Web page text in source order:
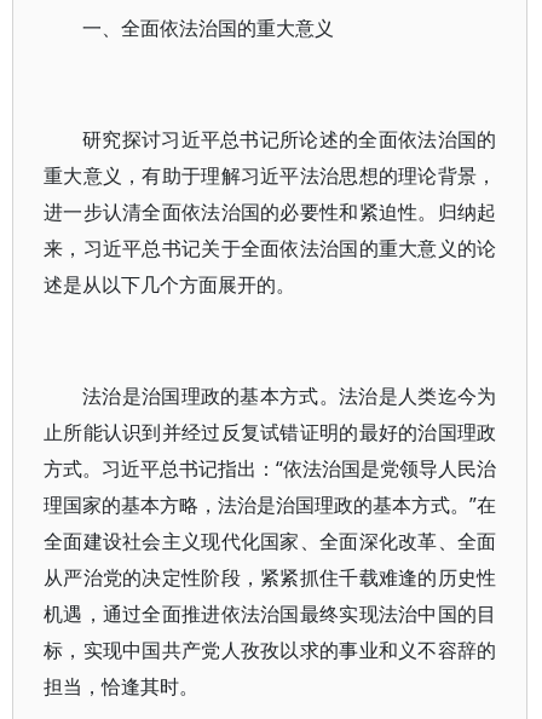
一、全面依法治国的重大意义
研究探讨习近平总书记所论述的全面依法治国的
重大意义，有助于理解习近平法治思想的理论背景，
进一步认清全面依法治国的必要性和紧迫性。归纳起
来，习近平总书记关于全面依法治国的重大意义的论
述是从以下几个方面展开的。
法治是治国理政的基本方式。法治是人类迄今为
止所能认识到并经过反复试错证明的最好的治国理政
方式。习近平总书记指出：“依法治国是党领导人民治
理国家的基本方略，法治是治国理政的基本方式。”在
全面建设社会主义现代化国家、全面深化改革、全面
从严治党的决定性阶段，紧紧抓住千载难逢的历史性
机遇，通过全面推进依法治国最终实现法治中国的目
标，实现中国共产党人孜孜以求的事业和义不容辞的
担当，恰逢其时。